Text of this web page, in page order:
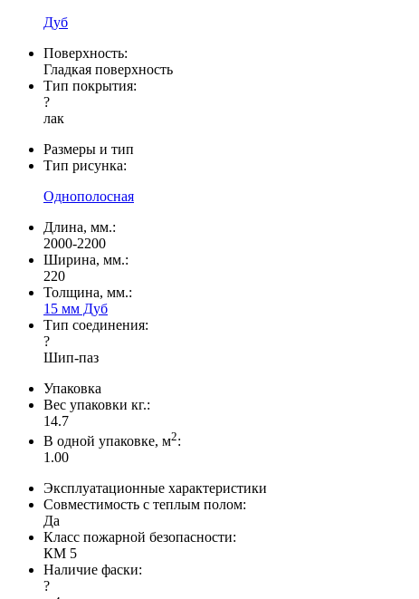
Дуб
Поверхность:
Гладкая поверхность
Тип покрытия:
?
лак
Размеры и тип
Тип рисунка:
Однополосная
Длина, мм.:
2000-2200
Ширина, мм.:
220
Толщина, мм.:
15 мм Дуб
Тип соединения:
?
Шип-паз
Упаковка
Вес упаковки кг.:
14.7
В одной упаковке, м2:
1.00
Эксплуатационные характеристики
Совместимость с теплым полом:
Да
Класс пожарной безопасности:
КМ 5
Наличие фаски:
?